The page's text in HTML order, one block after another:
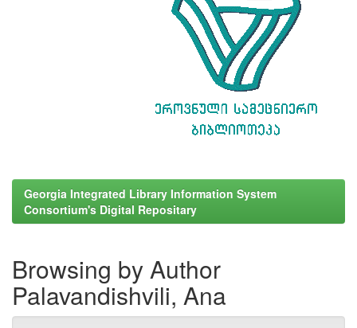
Georgia Integrated Library Information System
Consortium's Digital Repositary
Browsing by Author
Palavandishvili, Ana